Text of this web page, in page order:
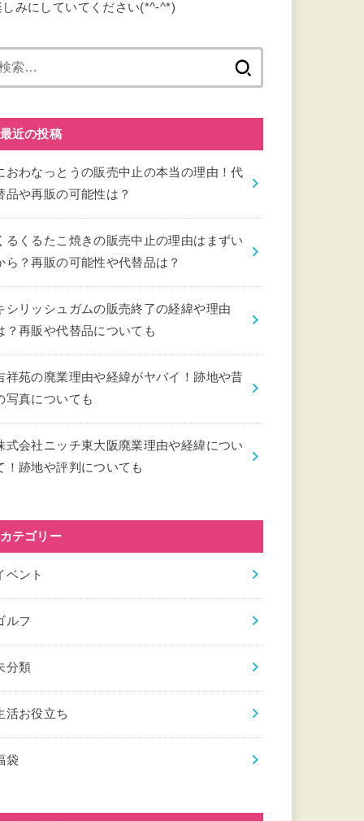
しみにしていてください(*^-^*)
最近の投稿
おわなっとうの販売中止の本当の理由！代
品や再販の可能性は？
るくるたこ焼きの販売中止の理由はまずい
ら？再販の可能性や代替品は？
シリッシュガムの販売終了の経緯や理由
？再販や代替品についても
祥苑の廃業理由や経緯がヤバイ！跡地や昔
写真についても
式会社ニッチ東大阪廃業理由や経緯につい
！跡地や評判についても
カテゴリー
ベント
ルフ
分類
活お役立ち
袋